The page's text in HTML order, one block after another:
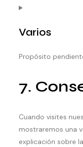
CONSENT
SERVICE
MAPS
Varios
Propósito
TO
7.
Cuando visites
mostraremos una
explicación sobre